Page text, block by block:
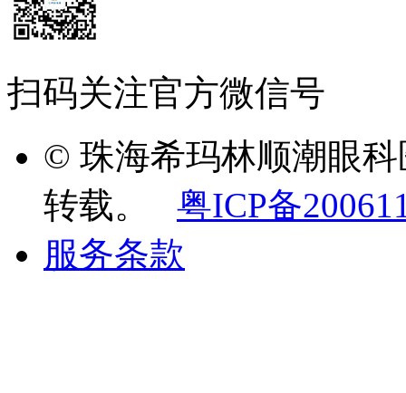
扫码关注官方微信号
© 珠海希玛林顺潮眼
转载。
粤ICP备
服务条款